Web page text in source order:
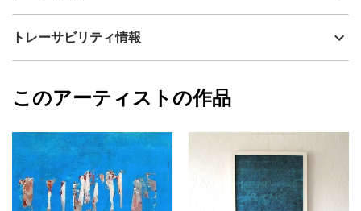
ミクストメディア
カラー
ホワイト
ジャンル
配送目安
二週間以内
島田 豊実
フォローする
トレーサビリティ情報
島田 豊実
このアーティストの作品